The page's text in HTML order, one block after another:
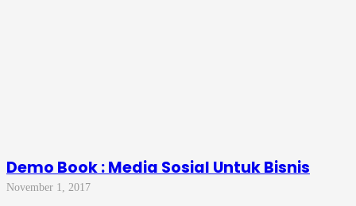
Demo Book : Media Sosial Untuk Bisnis
November 1, 2017